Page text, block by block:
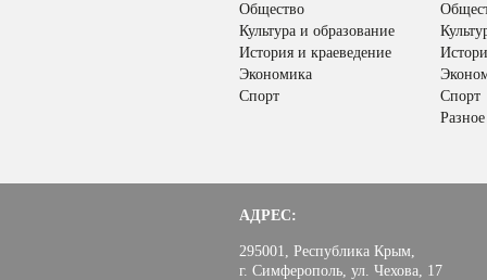
Общество
Культура и образование
История и краеведение
Экономика
Спорт
Спорт
Разное
АДРЕС:
295001, Республика Крым,
г. Симферополь, ул. Чехова, 17